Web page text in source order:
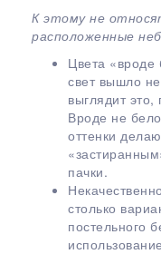
К этому не
расположенные
Цвета «вроде
свет вышло
выглядит
Вроде не
оттенки
пачки.
столько
постельного